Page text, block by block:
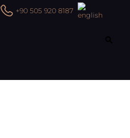
+90 505 920 8187